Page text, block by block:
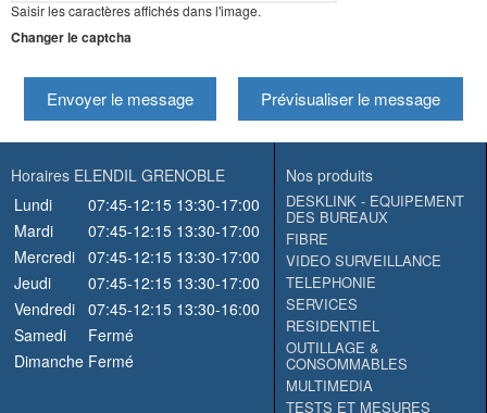
Saisir les caractères affichés dans l'image.
Changer le captcha
Envoyer le message Prévisualiser le message
Horaires ELENDIL GRENOBLE
Lundi
07:45-12:15 13:30-17:00
Mardi
07:45-12:15 13:30-17:00
Mercredi 07:45-12:15 13:30-17:00
Jeudi
07:45-12:15 13:30-17:00
Vendredi 07:45-12:15 13:30-16:00
Samedi
Fermé
Dimanche Fermé
Nos produits
DESKLINK - EQUIPEMENT
DES BUREAUX
FIBRE
VIDEO SURVEILLANCE
TELEPHONIE
SERVICES
RESIDENTIEL
OUTILLAGE &
CONSOMMABLES
MULTIMEDIA
TESTS ET MESURES